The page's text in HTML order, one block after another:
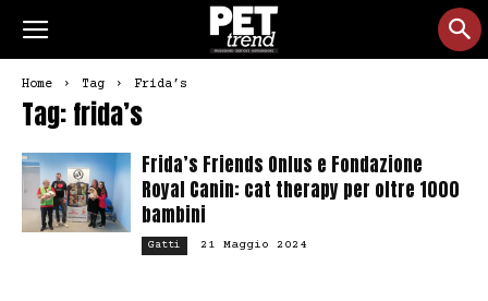
Home Tag Frida’s
Tag: frida’s
Frida’s Friends Onlus e Fondazione
Royal Canin: cat therapy per oltre 1000
bambini
Gatti 21 Maggio 2024